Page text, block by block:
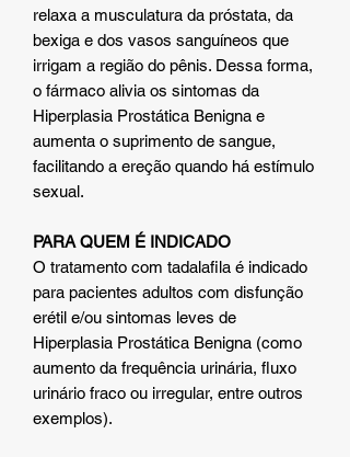
relaxa a musculatura da próstata, da
bexiga e dos vasos sanguíneos que
irrigam a região do pênis. Dessa forma,
o fármaco alivia os sintomas da
Hiperplasia Prostática Benigna e
aumenta o suprimento de sangue,
facilitando a ereção quando há estímulo
sexual.
PARA QUEM É INDICADO
O tratamento com tadalafila é indicado
para pacientes adultos com disfunção
erétil e/ou sintomas leves de
Hiperplasia Prostática Benigna (como
aumento da frequência urinária, fluxo
urinário fraco ou irregular, entre outros
exemplos).